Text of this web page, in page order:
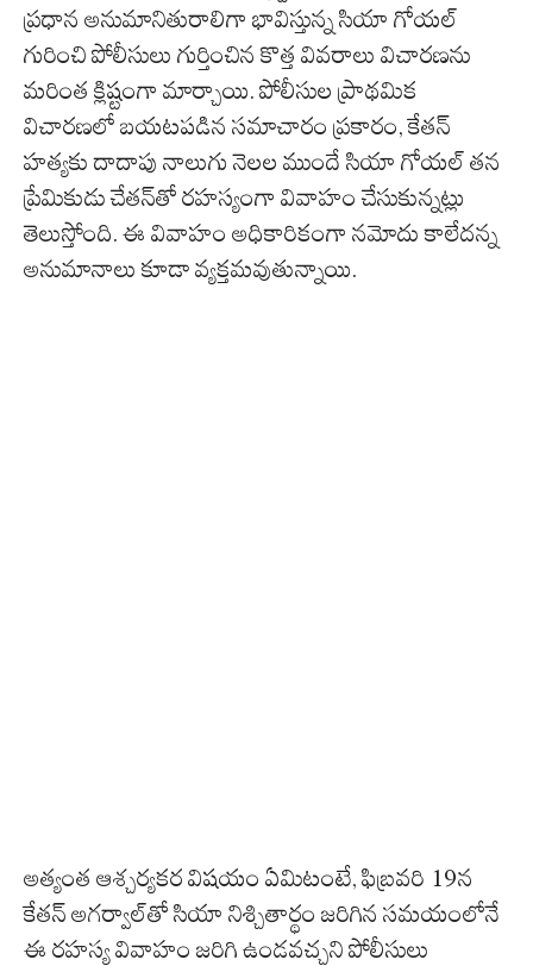
ప్రధాన అనుమానితురాలిగా భావిస్తున్న సియా గోయల్
గురించి పోలీసులు గుర్తించిన కొత్త వివరాలు విచారణను
మరింత క్లిష్టంగా మార్చాయి. పోలీసుల ప్రాథమిక
విచారణలో బయటపడిన సమాచారం ప్రకారం, కేతన్
హత్యకు దాదాపు నాలుగు నెలల ముందే సియా గోయల్ తన
ప్రేమికుడు చేతన్‌తో రహస్యంగా వివాహం చేసుకున్నట్లు
తెలుస్తోంది. ఈ వివాహం అధికారికంగా నమోదు కాలేదన్న
అనుమానాలు కూడా వ్యక్తమవుతున్నాయి.
అత్యంత ఆశ్చర్యకర విషయం ఏమిటంటే, ఫిబ్రవరి 19న
కేతన్ అగర్వాల్‌తో సియా నిశ్చితార్థం జరిగిన సమయంలోనే
ఈ రహస్య వివాహం జరిగి ఉండవచ్చని పోలీసులు